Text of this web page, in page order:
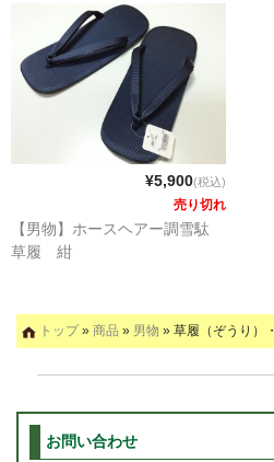
¥5,900(税込)
売り切れ
【男物】ホースヘアー調雪駄
草履 紺
トップ» 商品 » 男物 » 草履（ぞうり）
お問い合わせ